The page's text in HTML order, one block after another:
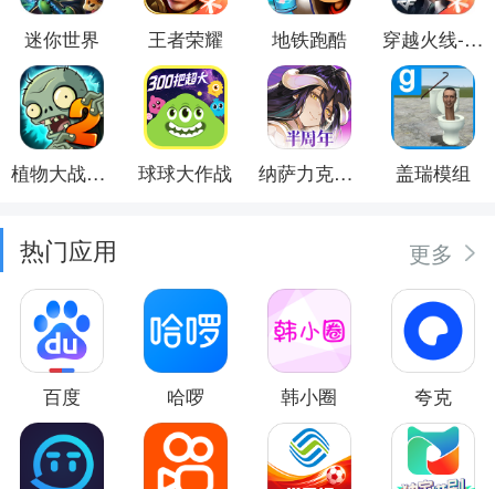
迷你世界 王者荣耀 地铁跑酷 穿越火线-枪战王者
植物大战僵尸2 球球大作战 纳萨力克之王 盖瑞模组
热门应用 更多
百度 哈啰 韩小圈 夸克